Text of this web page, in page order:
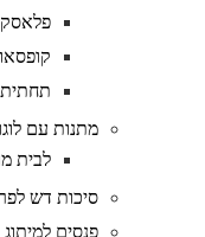
תחתית
מתנות עם
לבית
סיכות דש
פנסים למיתוג